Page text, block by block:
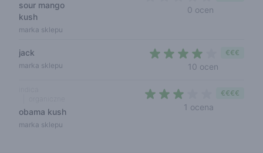
sour mango
kush
marka sklepu
0 ocen
jack
marka sklepu 10 ocen
€€€
obama kush
marka sklepu
1 ocena
€€€€